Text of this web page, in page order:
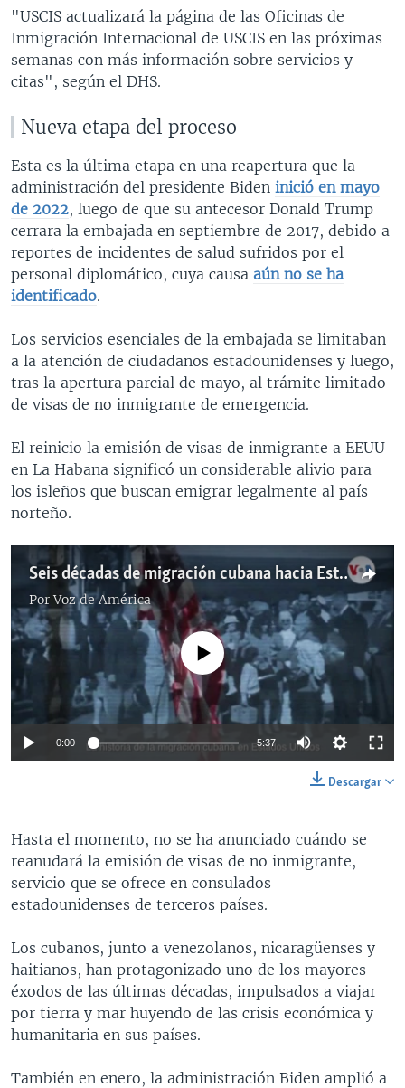
"USCIS actualizará la página de las Oficinas de
Inmigración Internacional de USCIS en las próximas
semanas con más información sobre servicios y
citas", según el DHS.
Nueva etapa del proceso
Esta es la última etapa en una reapertura que la
administración del presidente Biden inició en mayo
de 2022, luego de que su antecesor Donald Trump
cerrara la embajada en septiembre de 2017, debido a
reportes de incidentes de salud sufridos por el
personal diplomático, cuya causa aún no se ha
identificado.
Los servicios esenciales de la embajada se limitaban
a la atención de ciudadanos estadounidenses y luego,
tras la apertura parcial de mayo, al trámite limitado
de visas de no inmigrante de emergencia.
El reinicio la emisión de visas de inmigrante a EEUU
en La Habana significó un considerable alivio para
los isleños que buscan emigrar legalmente al país
norteño.
Seis décadas de migración cubana hacia Estados Unidos
PorVoz de América
No media source currently available
0:00 5:37
Descargar
Hasta el momento, no se ha anunciado cuándo se
reanudará la emisión de visas de no inmigrante,
servicio que se ofrece en consulados
estadounidenses de terceros países.
Los cubanos, junto a venezolanos, nicaragüenses y
haitianos, han protagonizado uno de los mayores
éxodos de las últimas décadas, impulsados a viajar
por tierra y mar huyendo de las crisis económica y
humanitaria en sus países.
También en enero, la administración Biden amplió a